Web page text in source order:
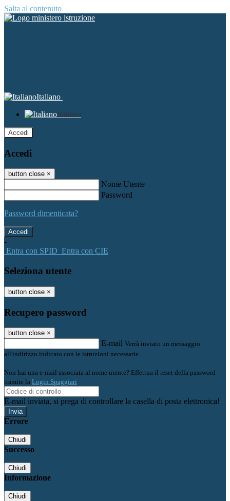
Salta al contenuto
Italiano
Italiano
Accedi
Accedi
button close ×
Nome Utente
Password
Password dimenticata?
-
Entra con SPID Entra con CIE
Seleziona utente
button close ×
Recupero password
button close ×
E-mail Verrà inviato un messaggio
all'indirizzo indicato con le istruzioni necessarie.
Non hai una e-mail associata al nome utente? Effettua il reset della password
tramite la Login Spaggiari
E-mail inviata, si prega di controllare la casella di posta elettronica!
Errore
Chiudi
Successo
Chiudi
Informazione
Chiudi